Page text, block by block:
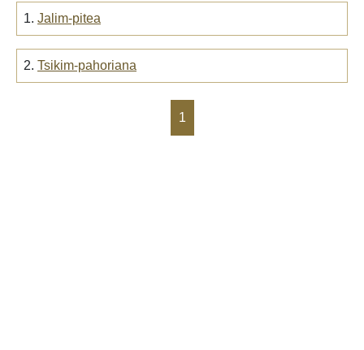
1. Jalim-pitea
2. Tsikim-pahoriana
1